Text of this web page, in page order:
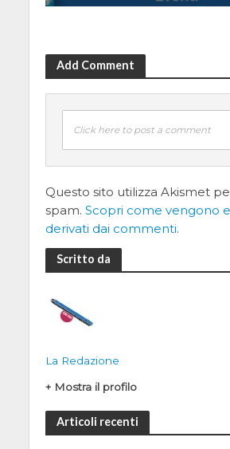
Add Comment
Click here to post a comment
Questo sito utilizza Akismet
spam. Scopri come vengono
derivati dai commenti.
Scritto da
La Redazione
+ Mostra il profilo
Articoli recenti